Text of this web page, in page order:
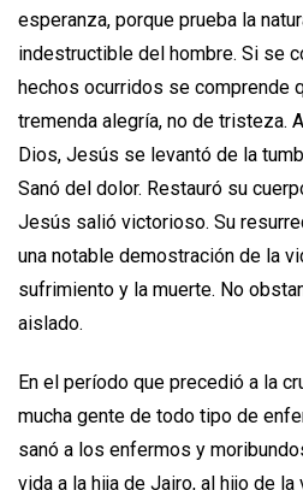
esperanza, porque prueba la
indestructible del hombre. Si se
hechos ocurridos se comprende
tremenda alegría, no de tristeza.
Dios, Jesús se levantó de la
Sanó del dolor. Restauró su
Jesús salió victorioso. Su
una notable demostración de la
sufrimiento y la muerte. No
aislado.
En el período que precedió a la
mucha gente de todo tipo de
sanó a los enfermos y
vida a la hija de Jairo, al hijo de la